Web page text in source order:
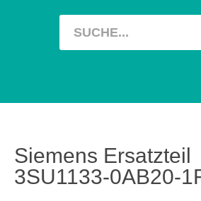
Siemens Ersatzteil
3SU1133-0AB20-